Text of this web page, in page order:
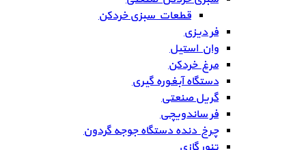
قطعات سبزی خردکن
فر دیزی
وان استیل
مرغ خردکن
دستگاه آبغوره گیری
گریل صنعتی
فر ساندویچی
چرخ دنده دستگاه جوجه گردون